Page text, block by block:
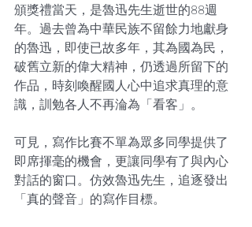
頒獎禮當天，是魯迅先生逝世的88週
年。過去曾為中華民族不留餘力地獻身
的魯迅，即使已故多年，其為國為民，
破舊立新的偉大精神，仍透過所留下的
作品，時刻喚醒國人心中追求真理的意
識，訓勉各人不再淪為「看客」。
可見，寫作比賽不單為眾多同學提供了
即席揮毫的機會，更讓同學有了與內心
對話的窗口。仿效魯迅先生，追逐發出
「真的聲音」的寫作目標。